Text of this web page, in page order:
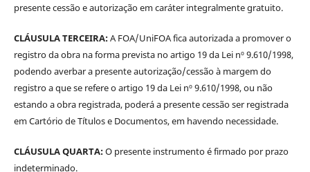
presente cessão e autorização em caráter integralmente gratuito.
CLÁUSULA TERCEIRA:A FOA/UniFOA fica autorizada a promover o
registro da obra na forma prevista no artigo 19 da Lei nº 9.610/1998,
podendo averbar a presente autorização/cessão à margem do
registro a que se refere o artigo 19 da Lei nº 9.610/1998, ou não
estando a obra registrada, poderá a presente cessão ser registrada
em Cartório de Títulos e Documentos, em havendo necessidade.
CLÁUSULA QUARTA:O presente instrumento é firmado por prazo
indeterminado.